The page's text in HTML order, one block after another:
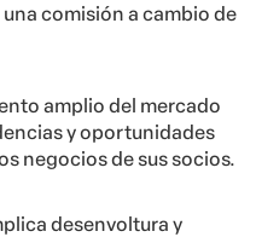
comisión a cambio de
amplio del mercado
y oportunidades
negocios de sus socios.
desenvoltura y